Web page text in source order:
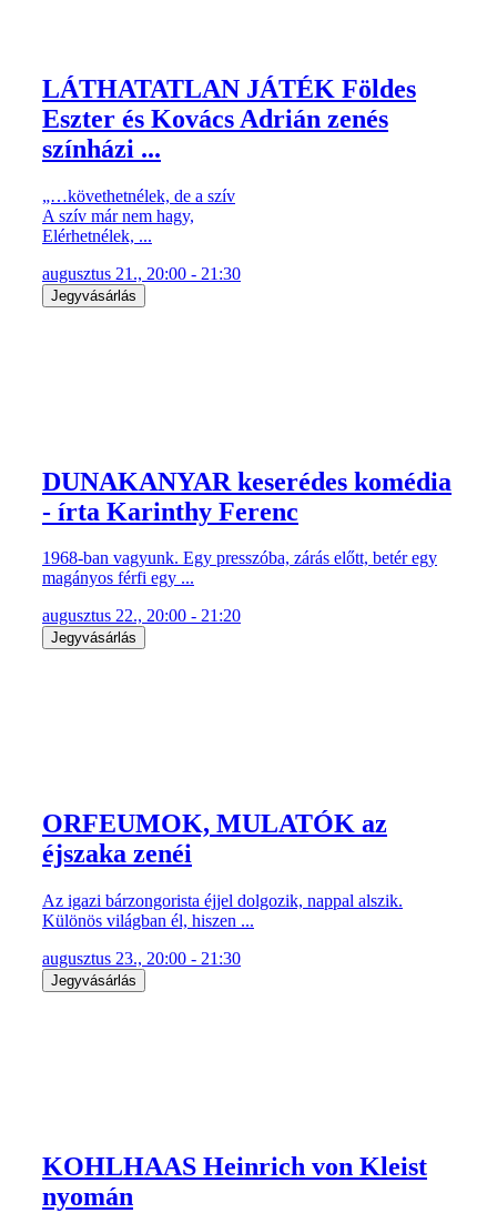
LÁTHATATLAN JÁTÉK Földes
Eszter és Kovács Adrián zenés
színházi ...
„…követhetnélek, de a szív
A szív már nem hagy,
Elérhetnélek, ...
augusztus 21., 20:00 - 21:30
Jegyvásárlás
DUNAKANYAR keserédes komédia
- írta Karinthy Ferenc
1968-ban vagyunk. Egy presszóba, zárás előtt, betér egy
magányos férfi egy ...
augusztus 22., 20:00 - 21:20
Jegyvásárlás
ORFEUMOK, MULATÓK az
éjszaka zenéi
Az igazi bárzongorista éjjel dolgozik, nappal alszik.
Különös világban él, hiszen ...
augusztus 23., 20:00 - 21:30
Jegyvásárlás
KOHLHAAS Heinrich von Kleist
nyomán